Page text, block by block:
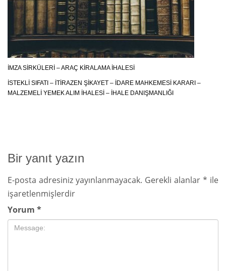
İMZA SIRKÜLERI – ARAÇ KIRALAMA İHALESI
İSTEKLI SIFATI – İTIRAZEN ŞIKAYET – İDARE MAHKEMESI KARARI –
MALZEMELI YEMEK ALIM İHALESI – İHALE DANIŞMANLIĞI
Bir yanıt yazın
E-posta adresiniz yayınlanmayacak. Gerekli alanlar * ile
işaretlenmişlerdir
Yorum *